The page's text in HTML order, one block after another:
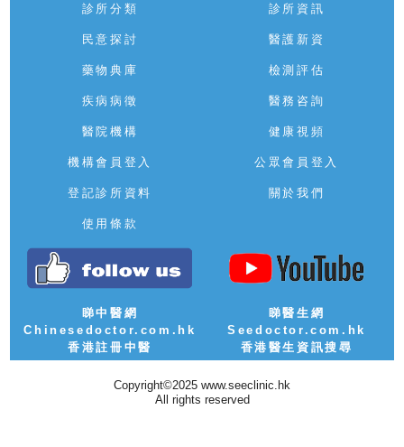
診所分類 診所資訊
民意探討 醫護新資
藥物典庫 檢測評估
疾病病徵 醫務咨詢
醫院機構 健康視頻
機構會員登入 公眾會員登入
登記診所資料 關於我們
使用條款
睇中醫網
Chinesedoctor.com.hk
香港註冊中醫
睇醫生網
Seedoctor.com.hk
香港醫生資訊搜尋
Copyright©2025 www.seeclinic.hk
All rights reserved